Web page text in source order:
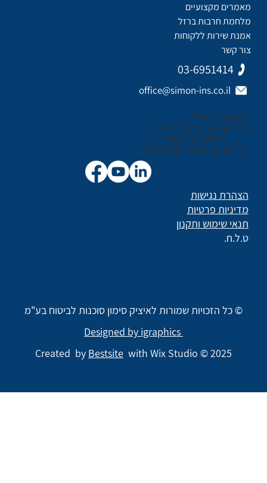
כתובת המשרד:
בית קנדה , רחוב נירים 3
כניסה C, קומה 3
תל אביב, מיקוד: 6706038
03-6951414
office@simon-ins.co.il
הצהרת נגישות
תנאי שימוש ותקנון
מדיניות פרטיות
ט.ל.ח.
מאמרים מקצועיים
מלחמת חרבות ברזל
אמנת שירות ללקוחות
צור קשר
Created by Bestsite with Wix Studio © 2025
Designed by igraphics
© כל הזכויות שמורות לאיציק סימון סוכנות לביטוח בע"מ